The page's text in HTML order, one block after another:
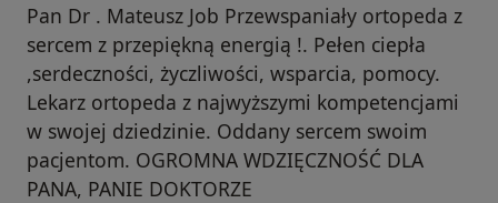
Pan Dr . Mateusz Job Przewspaniały ortopeda z
sercem z przepiękną energią !. Pełen ciepła
,serdeczności, życzliwości, wsparcia, pomocy.
Lekarz ortopeda z najwyższymi kompetencjami
w swojej dziedzinie. Oddany sercem swoim
pacjentom. OGROMNA WDZIĘCZNOŚĆ DLA
PANA, PANIE DOKTORZE